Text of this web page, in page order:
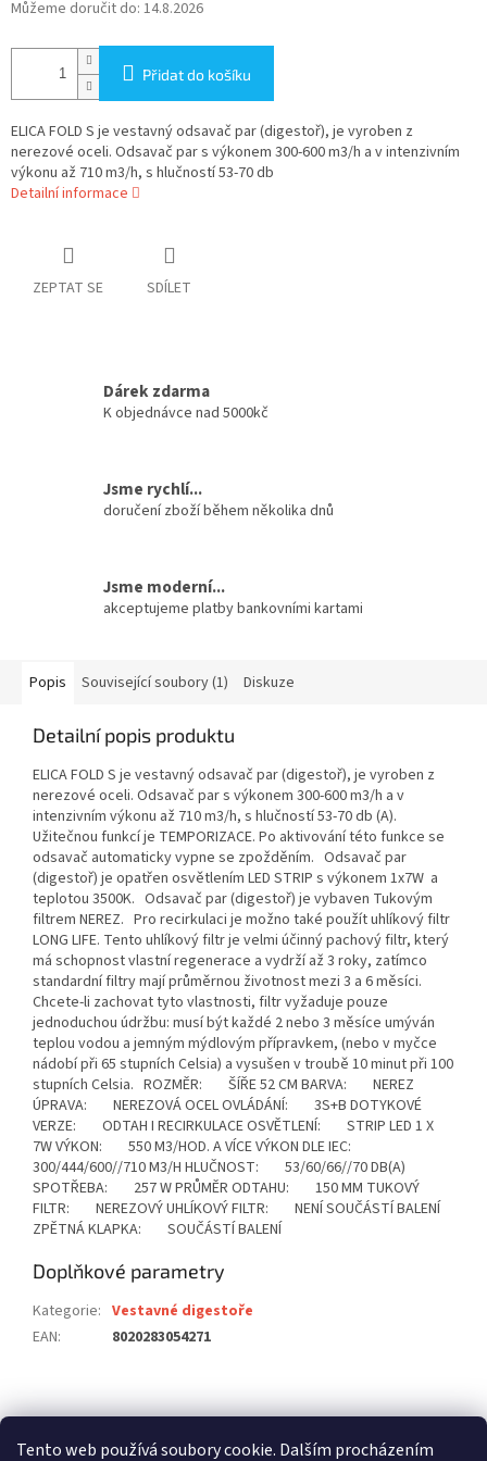
Tento web používá soubory cookie. Dalším procházením
Můžeme doručit do: 14.8.2026
Přidat do košíku
ELICA FOLD S je vestavný odsavač par (digestoř), je vyroben z
nerezové oceli. Odsavač par s výkonem 300-600 m3/h a v intenzivním
výkonu až 710 m3/h, s hlučností 53-70 db
Detailní informace
ZEPTAT SE SDÍLET
Dárek zdarma
K objednávce nad 5000kč
Jsme rychlí...
doručení zboží během několika dnů
Jsme moderní...
akceptujeme platby bankovními kartami
Popis Související soubory (1) Diskuze
Detailní popis produktu
ELICA FOLD S je vestavný odsavač par (digestoř), je vyroben z
nerezové oceli. Odsavač par s výkonem 300-600 m3/h a v
intenzivním výkonu až 710 m3/h, s hlučností 53-70 db (A).
Užitečnou funkcí je TEMPORIZACE. Po aktivování této funkce se
odsavač automaticky vypne se zpožděním. Odsavač par
(digestoř) je opatřen osvětlením LED STRIP s výkonem 1x7W a
teplotou 3500K. Odsavač par (digestoř) je vybaven Tukovým
filtrem NEREZ. Pro recirkulaci je možno také použít uhlíkový filtr
LONG LIFE. Tento uhlíkový filtr je velmi účinný pachový filtr, který
má schopnost vlastní regenerace a vydrží až 3 roky, zatímco
standardní filtry mají průměrnou životnost mezi 3 a 6 měsíci.
Chcete-li zachovat tyto vlastnosti, filtr vyžaduje pouze
jednoduchou údržbu: musí být každé 2 nebo 3 měsíce umýván
teplou vodou a jemným mýdlovým přípravkem, (nebo v myčce
nádobí při 65 stupních Celsia) a vysušen v troubě 10 minut při 100
stupních Celsia. ROZMĚR: ŠÍŘE 52 CM BARVA: NEREZ
ÚPRAVA: NEREZOVÁ OCEL OVLÁDÁNÍ: 3S+B DOTYKOVÉ
VERZE: ODTAH I RECIRKULACE OSVĚTLENÍ: STRIP LED 1 X
7W VÝKON: 550 M3/HOD. A VÍCE VÝKON DLE IEC:
300/444/600//710 M3/H HLUČNOST: 53/60/66//70 DB(A)
SPOTŘEBA: 257 W PRŮMĚR ODTAHU: 150 MM TUKOVÝ
FILTR: NEREZOVÝ UHLÍKOVÝ FILTR: NENÍ SOUČÁSTÍ BALENÍ
ZPĚTNÁ KLAPKA: SOUČÁSTÍ BALENÍ
Doplňkové parametry
Kategorie: Vestavné digestoře
EAN: 8020283054271
á
stavební pouzdra SCRIGNO